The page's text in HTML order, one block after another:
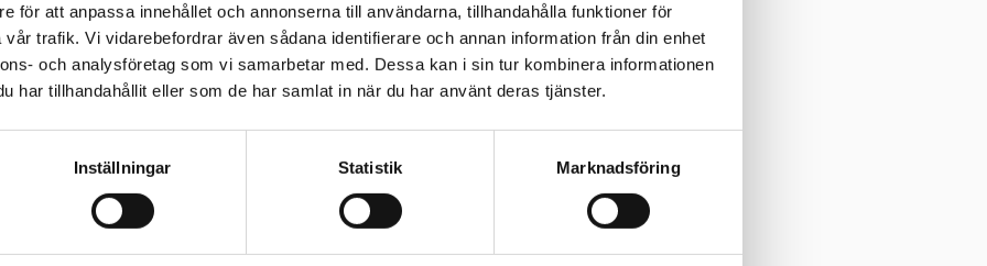
för att anpassa innehållet och annonserna till användarna, tillhandahålla funktioner för
trafik. Vi vidarebefordrar även sådana identifierare och annan information från din enhet
och analysföretag som vi samarbetar med. Dessa kan i sin tur kombinera informationen
har tillhandahållit eller som de har samlat in när du har använt deras tjänster.
Inställningar Statistik Marknadsföring